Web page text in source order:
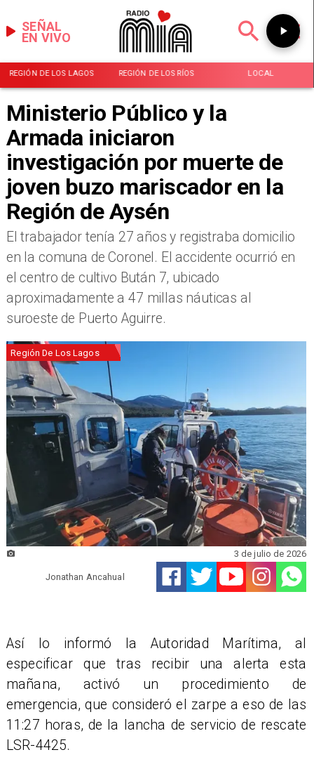
EN VIVO
SEÑAL
REGIÓN DE LOS LAGOS REGIÓN DE LOS RÍOS LOCAL
Ministerio Público y la
Armada iniciaron
investigación por muerte de
joven buzo mariscador en la
Región de Aysén
El trabajador tenía 27 años y registraba domicilio
en la comuna de Coronel. El accidente ocurrió en
el centro de cultivo Bután 7, ubicado
aproximadamente a 47 millas náuticas al
suroeste de Puerto Aguirre.
Región De Los Lagos
Jonathan Ancahual
3 de julio de 2026
Así lo informó la Autoridad Marítima, al
especificar que tras recibir una alerta esta
mañana, activó un procedimiento de
emergencia, que consideró el zarpe a eso de las
11:27 horas, de la lancha de servicio de rescate
LSR-4425.